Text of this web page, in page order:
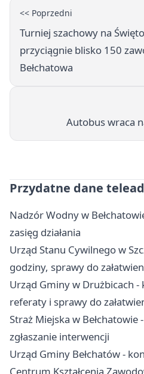
<< Poprzedni
Turniej szachowy na
przyciągnie blisko 150
Bełchatowa
Autobus wraca
Przydatne dane
Nadzór Wodny w
zasięg działania
Urząd Stanu Cywilnego w
godziny, sprawy do
Urząd Gminy w Drużbicach
referaty i sprawy do
Straż Miejska w
zgłaszanie interwencji
Urząd Gminy Bełchatów -
Centrum Kształcenia